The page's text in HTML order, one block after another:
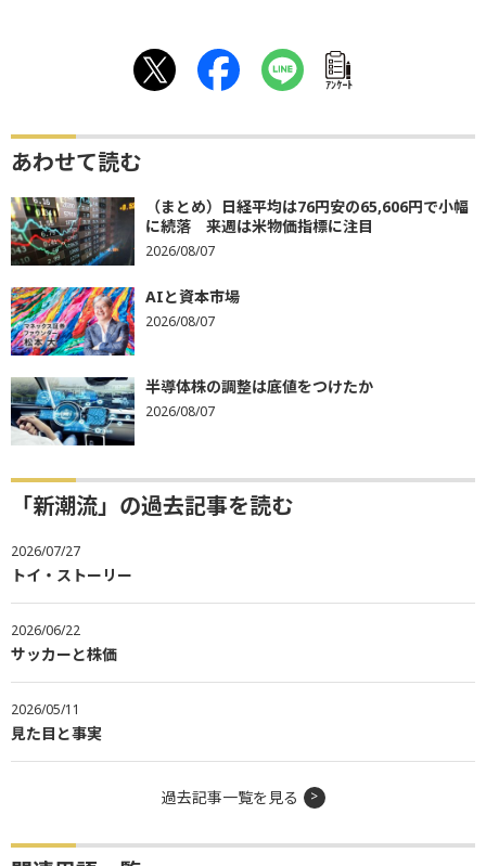
ｱﾝｹｰﾄ
あわせて読む
（まとめ）日経平均は76円安の65,606円で小幅
に続落 来週は米物価指標に注目
2026/08/07
AIと資本市場
2026/08/07
半導体株の調整は底値をつけたか
2026/08/07
「新潮流」の過去記事を読む
2026/07/27
トイ・ストーリー
2026/06/22
サッカーと株価
2026/05/11
見た目と事実
過去記事一覧を見る